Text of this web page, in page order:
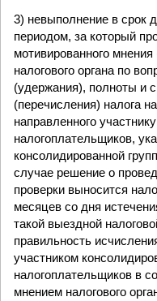
3) невыполнение в срок
периодом, за который
мотивированного
налогового органа по
(удержания), полноты и
(перечисления) налога
направленного
налогоплательщиков,
консолидированной
случае решение о
проверки выносится
месяцев со дня
такой выездной
правильность
участником
налогоплательщиков в
мнением налогового